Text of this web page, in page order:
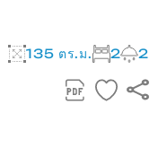
135 ตร.ม. 2 2